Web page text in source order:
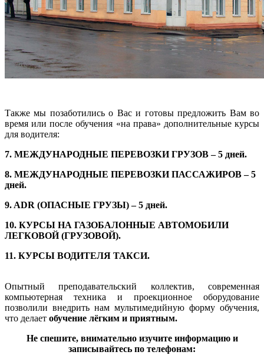
Также мы позаботились о Вас и готовы предложить Вам во
время или после обучения «на права» дополнительные курсы
для водителя:
7. МЕЖДУНАРОДНЫЕ ПЕРЕВОЗКИ ГРУЗОВ – 5 дней.
8. МЕЖДУНАРОДНЫЕ ПЕРЕВОЗКИ ПАССАЖИРОВ – 5
дней.
9. ADR (ОПАСНЫЕ ГРУЗЫ) – 5 дней.
10. КУРСЫ НА ГАЗОБАЛОННЫЕ АВТОМОБИЛИ
ЛЕГКОВОЙ (ГРУЗОВОЙ).
11. КУРСЫ ВОДИТЕЛЯ ТАКСИ.
Опытный преподавательский коллектив, современная
компьютерная техника и проекционное оборудование
позволили внедрить нам мультимедийную форму обучения,
что делает обучение лёгким и приятным.
Не спешите, внимательно изучите информацию и
записывайтесь по телефонам: